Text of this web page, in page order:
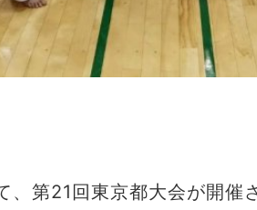
、第21回東京都大会が開催